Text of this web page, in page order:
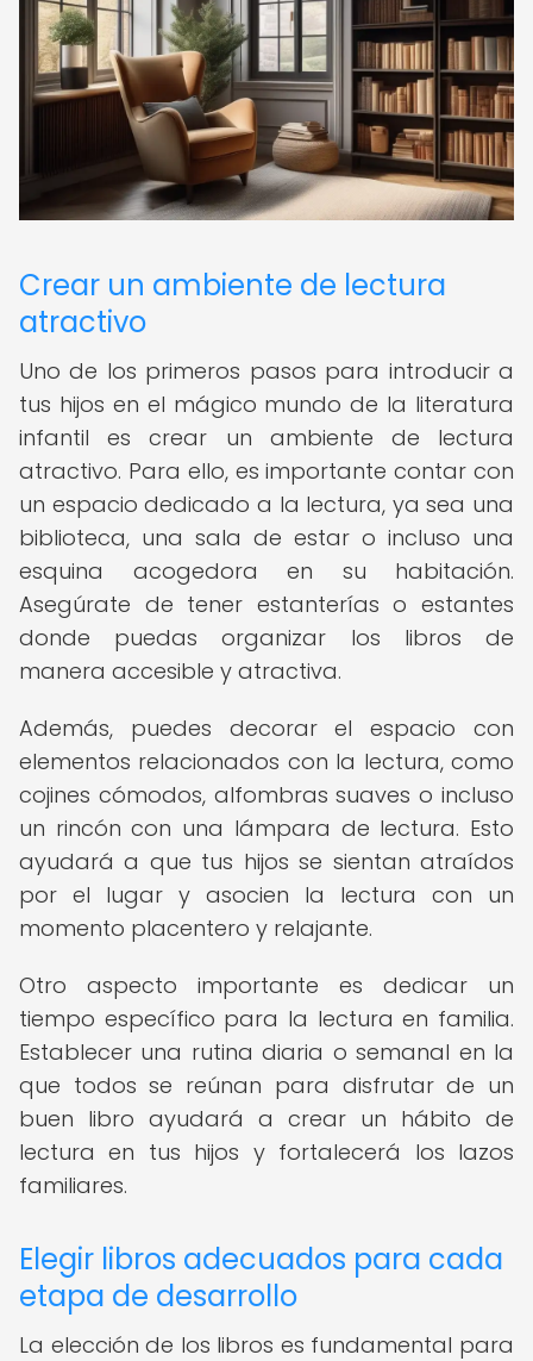
Crear un ambiente de lectura
atractivo
Uno de los primeros pasos para introducir a
tus hijos en el mágico mundo de la literatura
infantil es crear un ambiente de lectura
atractivo. Para ello, es importante contar con
un espacio dedicado a la lectura, ya sea una
biblioteca, una sala de estar o incluso una
esquina acogedora en su habitación.
Asegúrate de tener estanterías o estantes
donde puedas organizar los libros de
manera accesible y atractiva.
Además, puedes decorar el espacio con
elementos relacionados con la lectura, como
cojines cómodos, alfombras suaves o incluso
un rincón con una lámpara de lectura. Esto
ayudará a que tus hijos se sientan atraídos
por el lugar y asocien la lectura con un
momento placentero y relajante.
Otro aspecto importante es dedicar un
tiempo específico para la lectura en familia.
Establecer una rutina diaria o semanal en la
que todos se reúnan para disfrutar de un
buen libro ayudará a crear un hábito de
lectura en tus hijos y fortalecerá los lazos
familiares.
Elegir libros adecuados para cada
etapa de desarrollo
La elección de los libros es fundamental para